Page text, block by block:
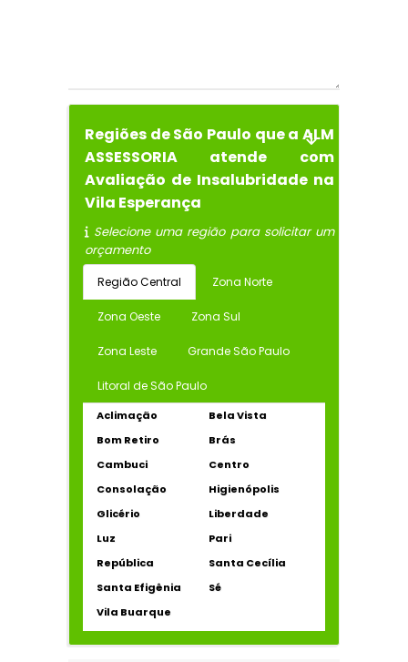
Regiões de São Paulo que a ALM
ASSESSORIA atende com
Avaliação de Insalubridade na
Vila Esperança
Selecione uma região para solicitar um
orçamento
Região Central Zona Norte
Zona Oeste Zona Sul
Zona Leste Grande São Paulo
Litoral de São Paulo
Aclimação
Bela Vista
Bom Retiro
Brás
Cambuci
Centro
Consolação
Higienópolis
Glicério
Liberdade
Luz
Pari
República
Santa Cecília
Santa Efigênia
Sé
Vila Buarque